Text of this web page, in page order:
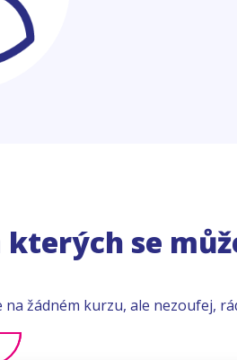
kterých se
na žádném kurzu, ale nezoufej,